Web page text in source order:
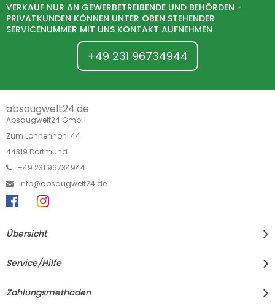
VERKAUF NUR AN GEWERBETREIBENDE UND BEHÖRDEN -
PRIVATKUNDEN KÖNNEN UNTER OBEN STEHENDER
SERVICENUMMER MIT UNS KONTAKT AUFNEHMEN
+49 231 96734944
absaugwelt24.de
Absaugwelt24 GmbH
Zum Lonnenhohl 44
44319 Dortmund
+49 231 96734944
info@absaugwelt24.de
Übersicht
Service/Hilfe
Zahlungsmethoden